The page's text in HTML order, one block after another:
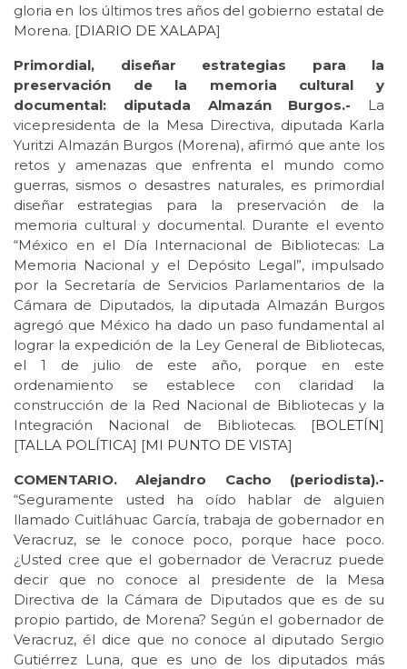
gloria en los últimos tres años del gobierno estatal de
Morena. [DIARIO DE XALAPA]
Primordial, diseñar estrategias para la
preservación de la memoria cultural y
documental: diputada Almazán Burgos.- La
vicepresidenta de la Mesa Directiva, diputada Karla
Yuritzi Almazán Burgos (Morena), afirmó que ante los
retos y amenazas que enfrenta el mundo como
guerras, sismos o desastres naturales, es primordial
diseñar estrategias para la preservación de la
memoria cultural y documental. Durante el evento
“México en el Día Internacional de Bibliotecas: La
Memoria Nacional y el Depósito Legal”, impulsado
por la Secretaría de Servicios Parlamentarios de la
Cámara de Diputados, la diputada Almazán Burgos
agregó que México ha dado un paso fundamental al
lograr la expedición de la Ley General de Bibliotecas,
el 1 de julio de este año, porque en este
ordenamiento se establece con claridad la
construcción de la Red Nacional de Bibliotecas y la
Integración Nacional de Bibliotecas. [BOLETÍN]
[TALLA POLÍTICA] [MI PUNTO DE VISTA]
COMENTARIO. Alejandro Cacho (periodista).-
“Seguramente usted ha oído hablar de alguien
llamado Cuitláhuac García, trabaja de gobernador en
Veracruz, se le conoce poco, porque hace poco.
¿Usted cree que el gobernador de Veracruz puede
decir que no conoce al presidente de la Mesa
Directiva de la Cámara de Diputados que es de su
propio partido, de Morena? Según el gobernador de
Veracruz, él dice que no conoce al diputado Sergio
Gutiérrez Luna, que es uno de los diputados más